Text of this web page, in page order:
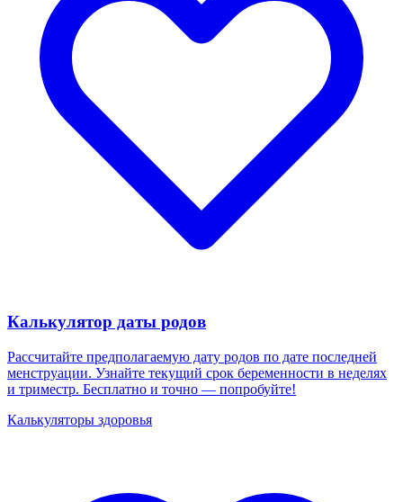
Калькулятор даты родов
Рассчитайте предполагаемую дату родов по дате последней
менструации. Узнайте текущий срок беременности в неделях
и триместр. Бесплатно и точно — попробуйте!
Калькуляторы здоровья